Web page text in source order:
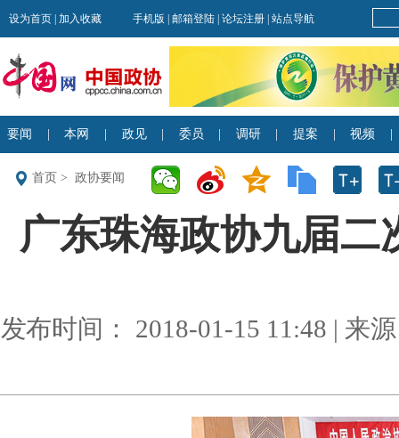
首页 > 政协要闻
广东珠海政协九届二
发布时间： 2018-01-15 11:48 | 来